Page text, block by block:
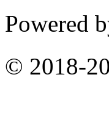
Powered
© 2018-